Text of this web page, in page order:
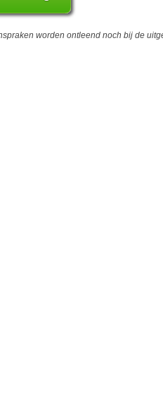
worden ontleend noch bij de